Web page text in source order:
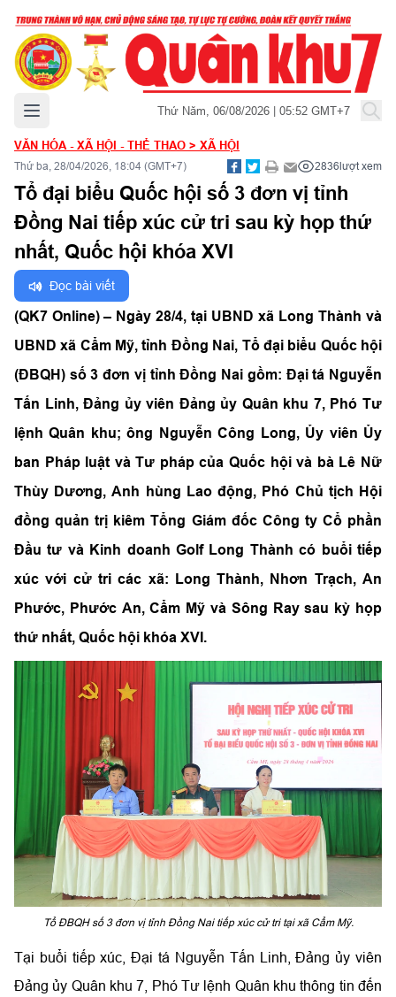
Mở menu chính Thứ Năm, 06/08/2026 | 05:52 GMT+7
VĂN HÓA - XÃ HỘI - THỂ THAO > XÃ HỘI
Thứ ba, 28/04/2026, 18:04 (GMT+7) 2836lượt xem
Tổ đại biểu Quốc hội số 3 đơn vị tỉnh
Đồng Nai tiếp xúc cử tri sau kỳ họp thứ
nhất, Quốc hội khóa XVI
Đọc bài viết
(QK7 Online) – Ngày 28/4, tại UBND xã Long Thành và
UBND xã Cẩm Mỹ, tỉnh Đồng Nai, Tổ đại biểu Quốc hội
(ĐBQH) số 3 đơn vị tỉnh Đồng Nai gồm: Đại tá Nguyễn
Tấn Linh, Đảng ủy viên Đảng ủy Quân khu 7, Phó Tư
lệnh Quân khu; ông Nguyễn Công Long, Ủy viên Ủy
ban Pháp luật và Tư pháp của Quốc hội và bà Lê Nữ
Thùy Dương, Anh hùng Lao động, Phó Chủ tịch Hội
đồng quản trị kiêm Tổng Giám đốc Công ty Cổ phần
Đầu tư và Kinh doanh Golf Long Thành có buổi tiếp
xúc với cử tri các xã: Long Thành, Nhơn Trạch, An
Phước, Phước An, Cẩm Mỹ và Sông Ray sau kỳ họp
thứ nhất, Quốc hội khóa XVI.
Tổ ĐBQH số 3 đơn vị tỉnh Đồng Nai tiếp xúc cử tri tại xã Cẩm Mỹ.
Tại buổi tiếp xúc, Đại tá Nguyễn Tấn Linh, Đảng ủy viên
Đảng ủy Quân khu 7, Phó Tư lệnh Quân khu thông tin đến